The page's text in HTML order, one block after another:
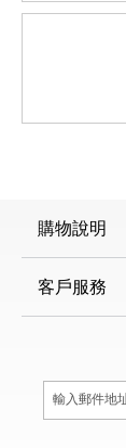
購物說明
客戶服務